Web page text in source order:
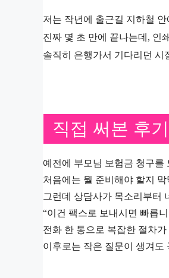
저는 작년에 출근길 지하철
진짜 몇 초 만에 끝나는데, 인
솔직히 은행가서 기다리던 시
직접 써본 후
예전에 부모님 보험금 청구를
처음에는 뭘 준비해야 할지
그런데 상담사가 목소리부터
“이건 팩스로 보내시면 빠릅
전화 한 통으로 복잡한 절차
이후로는 작은 질문이 생겨도